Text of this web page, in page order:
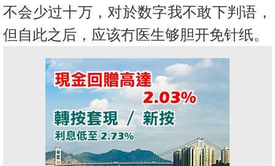
不会少过十万， 对於数字我不敢下判语，
但自此之后，应该冇医生够胆开免针纸。